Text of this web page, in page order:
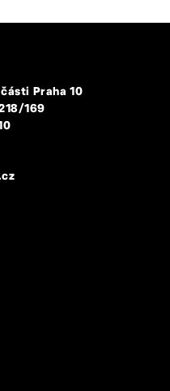
Praha 10
169